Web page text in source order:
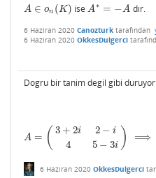
A ∈ on ( K)
A∈o n(K) iseA∗ = −A
A∗ =−A dır.
6 Haziran 2020 Canozturk tarafından
6 Haziran 2020 OkkesDulgerci
Dogru bir tanim degil gibi
A = ( 3 + 2i
4
2 − i
5 − 3i ) ⟹
A= (3 2 4 ⟹
6 Haziran 2020 OkkesDulgerci